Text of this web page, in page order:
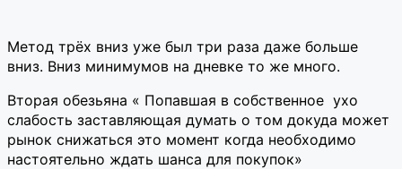
Метод трёх вниз уже был три раза даже больше
вниз. Вниз минимумов на дневке то же много.
Вторая обезьяна « Попавшая в собственное ухо
слабость заставляющая думать о том докуда может
рынок снижаться это момент когда необходимо
настоятельно ждать шанса для покупок»